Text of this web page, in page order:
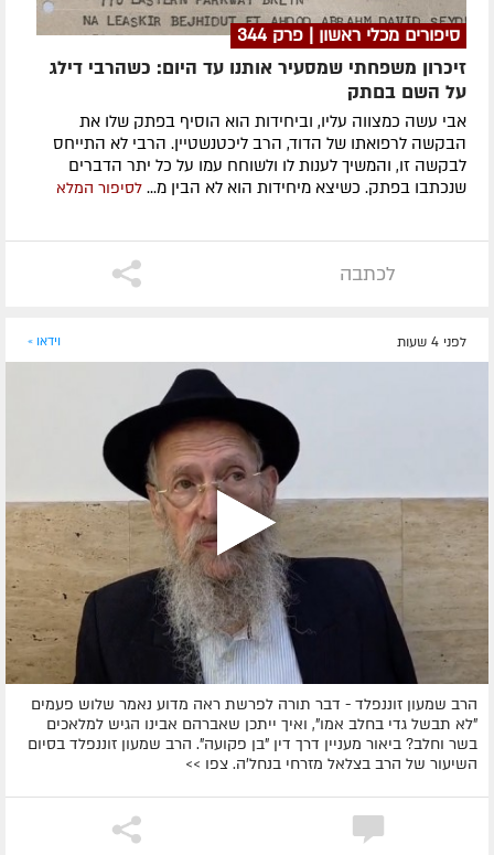
סיפורים מכלי ראשון | פרק 344
זיכרון משפחתי שמסעיר אותנו עד היום: כשהרבי דילג
על השם בםתק
אבי עשה כמצווה עליו, וביחידות הוא הוסיף בפתק שלו את
הבקשה לרפואתו של הדוד, הרב ליכטנשטיין. הרבי לא התייחס
לבקשה זו, והמשיך לענות לו ולשוחח עמו על כל יתר הדברים
שנכתבו בפתק. כשיצא מיחידות הוא לא הבין מ... לסיפור המלא
לכתבה
לפני 4 שעות וידאו »
הרב שמעון זוננפלד - דבר תורה לפרשת ראה מדוע נאמר שלוש פעמים
"לא תבשל גדי בחלב אמו", ואיך ייתכן שאברהם אבינו הגיש למלאכים
בשר וחלב? ביאור מעניין דרך דין "בן פקועה". הרב שמעון זוננפלד בסיום
השיעור של הרב בצלאל מזרחי בנחל'ה. צפו >>